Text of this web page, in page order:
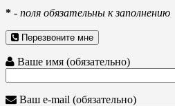
* - поля обязательны к заполнению
Перезвоните мне
Ваше имя (обязательно)
Ваш e-mail (обязательно)